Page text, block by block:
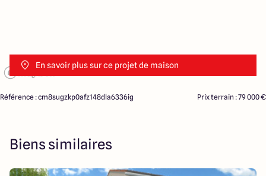
En savoir plus sur ce projet de maison
Référence : cm8sugzkp0afz148dla6336ig Prix terrain : 79 000 €
Biens similaires